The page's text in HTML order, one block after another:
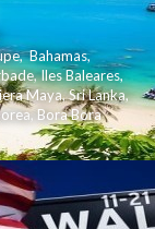
,Bahamas,
,Iles Baleares,
Maya,Sri Lanka,
, Bora Bora